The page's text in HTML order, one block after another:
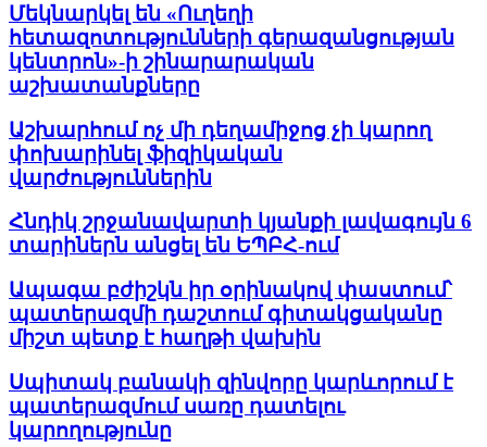
Մեկնարկել են «Ուղեղի
հետազոտությունների գերազանցության
կենտրոն»-ի շինարարական
աշխատանքները
Աշխարհում ոչ մի դեղամիջոց չի կարող
փոխարինել ֆիզիկական
վարժություններին
Հնդիկ շրջանավարտի կյանքի լավագույն 6
տարիներն անցել են ԵՊԲՀ-ում
Ապագա բժիշկն իր օրինակով փաստում՝
պատերազմի դաշտում գիտակցականը
միշտ պետք է հաղթի վախին
Սպիտակ բանակի զինվորը կարևորում է
պատերազմում սառը դատելու
կարողությունը